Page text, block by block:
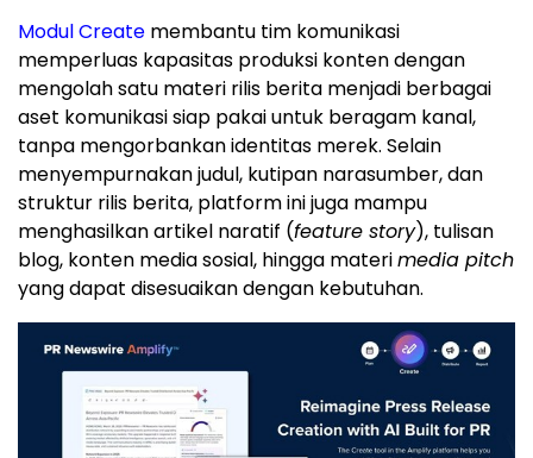
Modul Create membantu tim komunikasi
memperluas kapasitas produksi konten dengan
mengolah satu materi rilis berita menjadi berbagai
aset komunikasi siap pakai untuk beragam kanal,
tanpa mengorbankan identitas merek. Selain
menyempurnakan judul, kutipan narasumber, dan
struktur rilis berita, platform ini juga mampu
menghasilkan artikel naratif (feature story), tulisan
blog, konten media sosial, hingga materimedia pitch
yang dapat disesuaikan dengan kebutuhan.